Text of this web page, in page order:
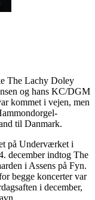
The Lachy Doley
og hans KC/DGM
kommet i vejen, men
til Danmark.
på Underværket i
december indtog The
i Assens på Fyn.
begge koncerter var
i december,